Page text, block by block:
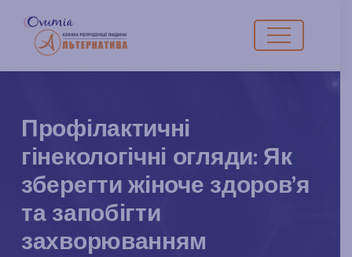
Профілактичні
гінекологічні огляди: Як
зберегти жіноче здоров’я
та запобігти
захворюванням